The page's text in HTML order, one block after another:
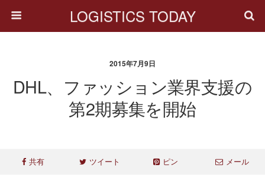
LOGISTICS TODAY
2015年7月9日
DHL、ファッション業界支援の
第2期募集を開始
共有 ツイート ピン メール